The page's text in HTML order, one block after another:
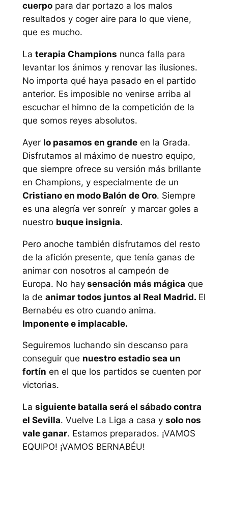
cuerpopara dar portazo a los malos
resultados y coger aire para lo que viene,
que es mucho.
La terapia Champions nunca falla para
levantar los ánimos y renovar las ilusiones.
No importa qué haya pasado en el partido
anterior. Es imposible no venirse arriba al
escuchar el himno de la competición de la
que somos reyes absolutos.
Ayer lo pasamos en grandeen la Grada.
Disfrutamos al máximo de nuestro equipo,
que siempre ofrece su versión más brillante
en Champions, y especialmente de un
Cristiano en modo Balón de Oro. Siempre
es una alegría ver sonreír y marcar goles a
nuestro buque insignia.
Pero anoche también disfrutamos del resto
de la afición presente, que tenía ganas de
animar con nosotros al campeón de
Europa. No haysensación más mágica que
la de animar todos juntos al Real Madrid. El
Bernabéu es otro cuando anima.
Imponente e implacable.
Seguiremos luchando sin descanso para
conseguir que nuestro estadio sea un
fortín en el que los partidos se cuenten por
victorias.
La siguiente batalla será el sábado contra
el Sevilla. Vuelve La Liga a casa y solo nos
vale ganar. Estamos preparados. ¡VAMOS
EQUIPO! ¡VAMOS BERNABÉU!